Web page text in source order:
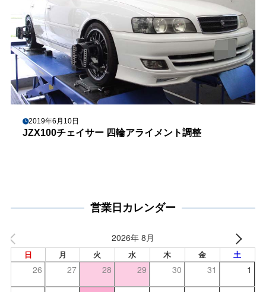
2019年6月10日
JZX100チェイサー 四輪アライメント調整
営業日カレンダー
2026年 8月
日 月 火 水 木 金 土
26 27 28 29 30 31 1